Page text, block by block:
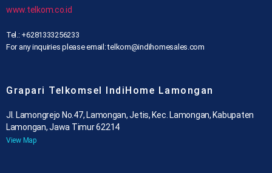
www.telkom.co.id
Tel.: +6281333256233
For any inquiries please email: telkom@indihomesales.com
Grapari Telkomsel IndiHome Lamongan
Jl. Lamongrejo No.47, Lamongan, Jetis, Kec. Lamongan, Kabupaten
Lamongan, Jawa Timur 62214
View Map